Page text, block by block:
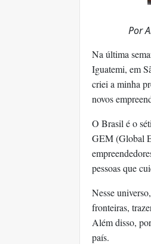
Por
Na última
Iguatemi, em
criei a minha
novos
O Brasil é o
GEM (Global
pessoas que
Nesse
fronteiras,
Além disso,
país.